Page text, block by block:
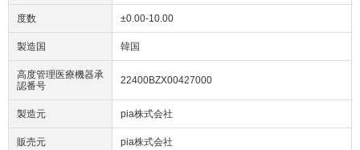
度数 ±0.00-10.00
製造国 韓国
高度管理医療機器承
認番号
22400BZX00427000
製造元 pia株式会社
販売元 pia株式会社